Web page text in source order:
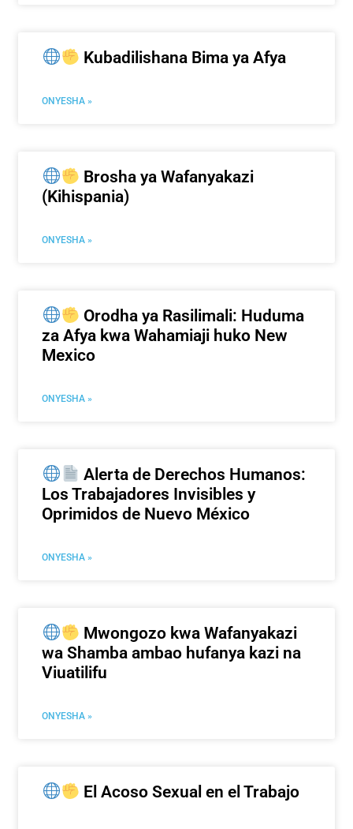
Kubadilishana Bima ya Afya
ONYESHA »
Brosha ya Wafanyakazi
(Kihispania)
ONYESHA »
Orodha ya Rasilimali: Huduma
za Afya kwa Wahamiaji huko New
Mexico
ONYESHA »
Alerta de Derechos Humanos:
Los Trabajadores Invisibles y
Oprimidos de Nuevo México
ONYESHA »
Mwongozo kwa Wafanyakazi
wa Shamba ambao hufanya kazi na
Viuatilifu
ONYESHA »
El Acoso Sexual en el Trabajo